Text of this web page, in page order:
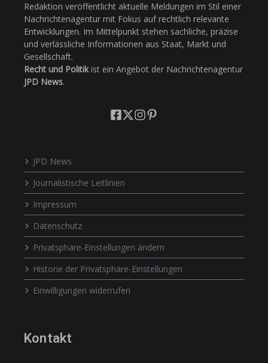
Redaktion veröffentlicht aktuelle Meldungen im Stil einer
Nachrichtenagentur mit Fokus auf rechtlich relevante
Entwicklungen. Im Mittelpunkt stehen sachliche, präzise
und verlässliche Informationen aus Staat, Markt und
Gesellschaft.
Recht und Politikist ein Angebot der Nachrichtenagentur
JPD News.
JPD News
Journalistische Leitlinien
Impressum
Datenschutz
Privatsphäre-Einstellungen ändern
Historie der Privatsphäre-Einstellungen
Einwilligungen widerrufen
Kontakt